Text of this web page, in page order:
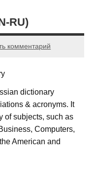
RU)
комментарий
dictionary
& acronyms. It
of subjects, such as
Computers,
American and